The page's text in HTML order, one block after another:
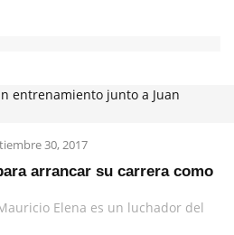
30, 2017
arrancar su carrera como
Elena es un luchador del